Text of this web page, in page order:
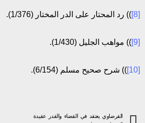
[8] )) رد المحتار على الدر المختار (1/376).
[9] )) مواهب الجليل (1/430).
[10] )) شرح صحيح مسلم (6/154).
القرضاوي يعتقد في القضاء والقدر عقيدة